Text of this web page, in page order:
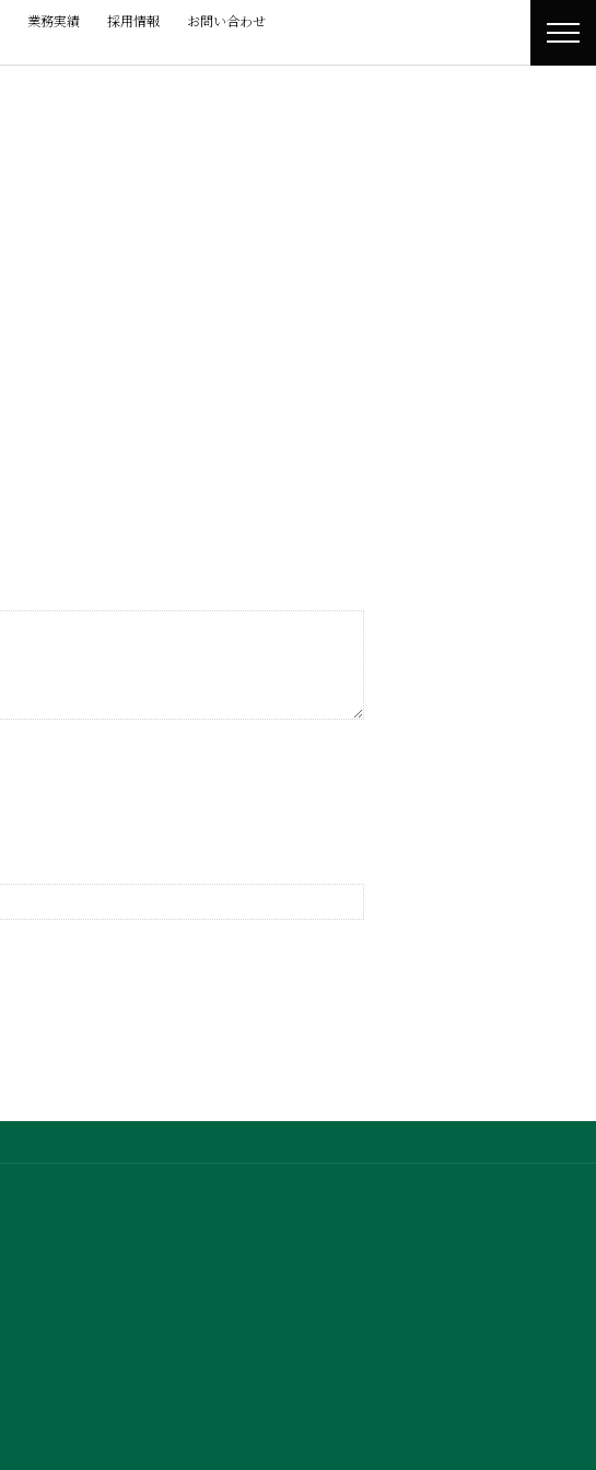
業務実績 採用情報 お問い合わせ